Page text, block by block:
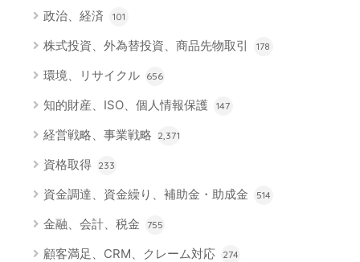
政治、経済 101
株式投資、外為替投資、商品先物取引 178
環境、リサイクル 656
知的財産、ISO、個人情報保護 147
経営戦略、事業戦略 2,371
資格取得 233
資金調達、資金繰り、補助金・助成金 514
金融、会計、税金 755
顧客満足、CRM、クレーム対応 274